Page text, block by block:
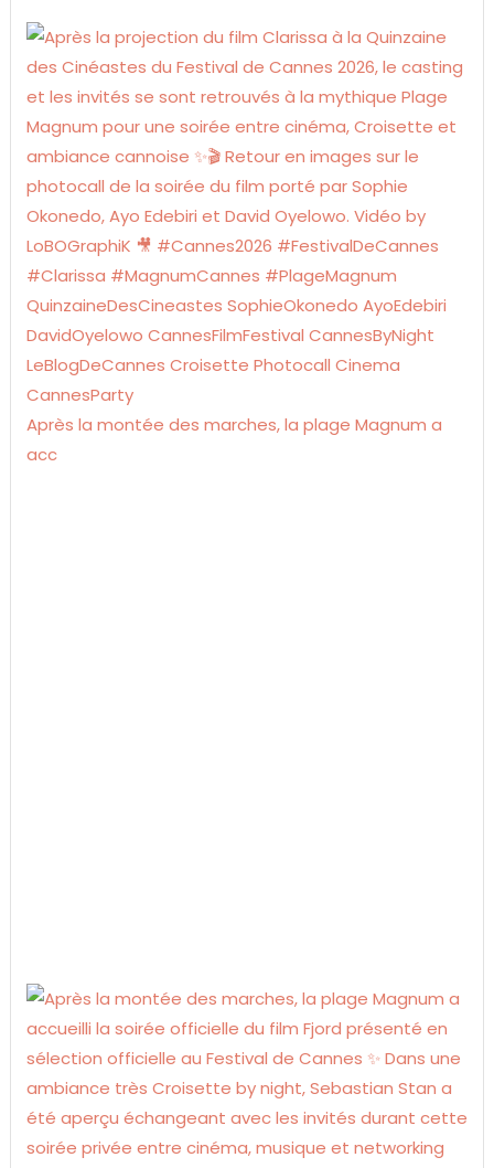
Après la montée des marches, la plage Magnum a
acc